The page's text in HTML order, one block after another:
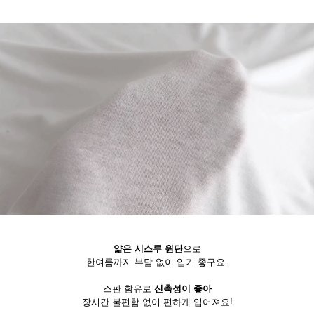
얇은 시스루 원단으로
한여름까지 부담 없이 입기 좋구요.
스판 함유로 신축성이 좋아
장시간 불편함 없이 편하게 입어져요!